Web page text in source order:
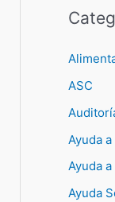
ASC
Ayuda
Ayuda
Ayuda